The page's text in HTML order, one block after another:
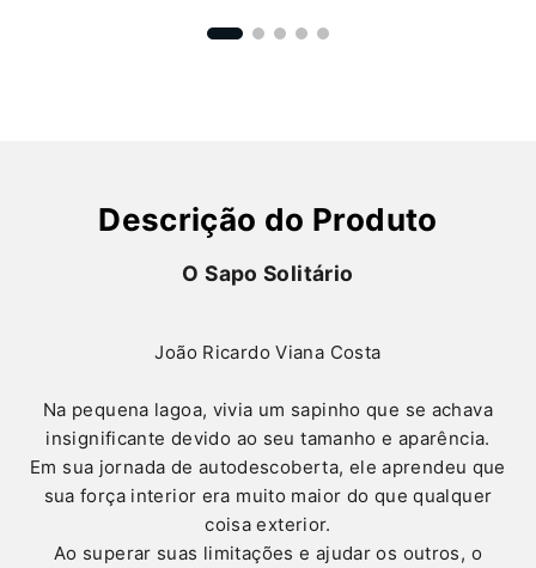
Descrição do Produto
O Sapo Solitário
João Ricardo Viana Costa
Na pequena lagoa, vivia um sapinho que se achava
insignificante devido ao seu tamanho e aparência.
Em sua jornada de autodescoberta, ele aprendeu que
sua força interior era muito maior do que qualquer
coisa exterior.
Ao superar suas limitações e ajudar os outros, o